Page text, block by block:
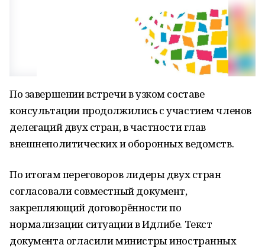
По завершении встречи в узком составе
консультации продолжились с участием членов
делегаций двух стран, в частности глав
внешнеполитических и оборонных ведомств.
По итогам переговоров лидеры двух стран
согласовали совместный документ,
закрепляющий договорённости по
нормализации ситуации в Идлибе. Текст
документа огласили министры иностранных